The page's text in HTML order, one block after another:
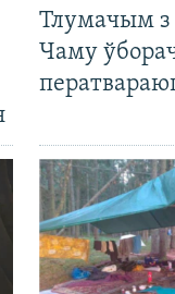
Тлумачым з
Чаму